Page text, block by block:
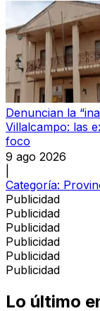
Denuncian la
Villalcampo: las
foco
9 ago 2026
Categoría:
Publicidad
Publicidad
Publicidad
Publicidad
Publicidad
Publicidad
Lo último